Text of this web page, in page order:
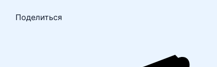
Поделиться